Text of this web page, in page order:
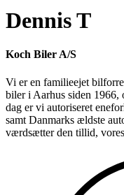
Dennis T
Koch Biler A/S
Vi er en familieejet
biler i Aarhus siden
dag er vi autoriseret
samt Danmarks ældste
værdsætter den tillid,